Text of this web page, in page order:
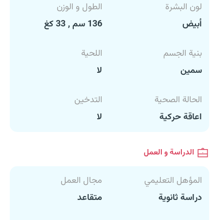
لون البشرة
أبيض
الطول و الوزن
136 سم , 33 كغ
بنية الجسم
سمين
اللحية
لا
الحالة الصحية
اعاقة حركية
التدخين
لا
الدراسة و العمل
المؤهل التعليمي
دراسة ثانوية
مجال العمل
متقاعد